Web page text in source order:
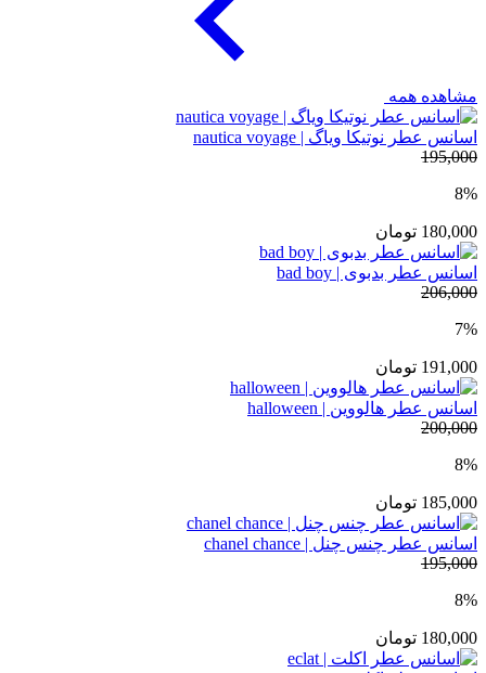
مشاهده همه
اسانس عطر نوتیکا ویاگ | nautica voyage
195,000
8%
180,000 تومان
اسانس عطر بدبوی | bad boy
206,000
7%
191,000 تومان
اسانس عطر هالووین | halloween
200,000
8%
185,000 تومان
اسانس عطر چنس چنل | chanel chance
195,000
8%
180,000 تومان